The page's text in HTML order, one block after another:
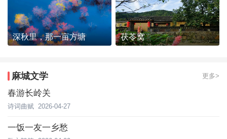
路发布~
深秋里，那一亩方塘 茯苓窝
麻城文学 更多>
春游长岭关
诗词曲赋 2026-04-27
一饭一友一乡愁